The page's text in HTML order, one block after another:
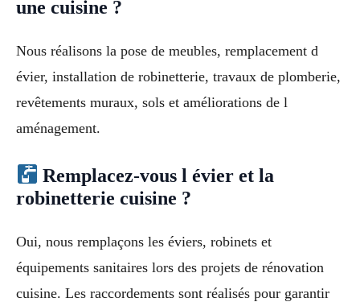
une cuisine ?
Nous réalisons la pose de meubles, remplacement d
évier, installation de robinetterie, travaux de plomberie,
revêtements muraux, sols et améliorations de l
aménagement.
Remplacez-vous l évier et la
robinetterie cuisine ?
Oui, nous remplaçons les éviers, robinets et
équipements sanitaires lors des projets de rénovation
cuisine. Les raccordements sont réalisés pour garantir